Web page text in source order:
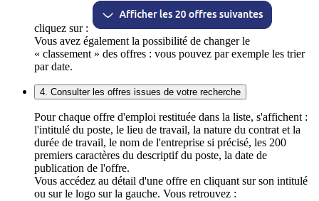
cliquez sur :
Vous avez également la possibilité de changer le
« classement » des offres : vous pouvez par exemple les trier
par date.
4. Consulter les offres issues de votre recherche
Pour chaque offre d'emploi restituée dans la liste, s'affichent :
l'intitulé du poste, le lieu de travail, la nature du contrat et la
durée de travail, le nom de l'entreprise si précisé, les 200
premiers caractères du descriptif du poste, la date de
publication de l'offre.
Vous accédez au détail d'une offre en cliquant sur son intitulé
ou sur le logo sur la gauche. Vous retrouvez :